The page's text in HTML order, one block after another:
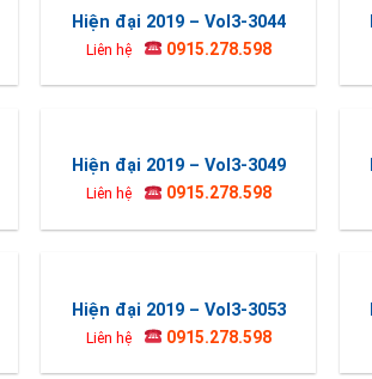
Hiện đại 2019 – Vol3-3044
Liên hệ 0915.278.598
Hiện đại 2019 – Vol3-3049
Liên hệ 0915.278.598
Hiện đại 2019 – Vol3-3053
Liên hệ 0915.278.598